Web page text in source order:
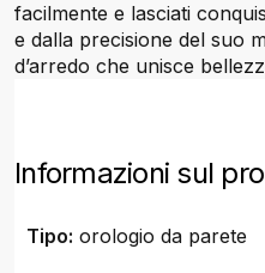
facilmente e lasciati
e dalla precisione del suo
d’arredo che unisce
Informazioni sul
Tipo: orologio da parete